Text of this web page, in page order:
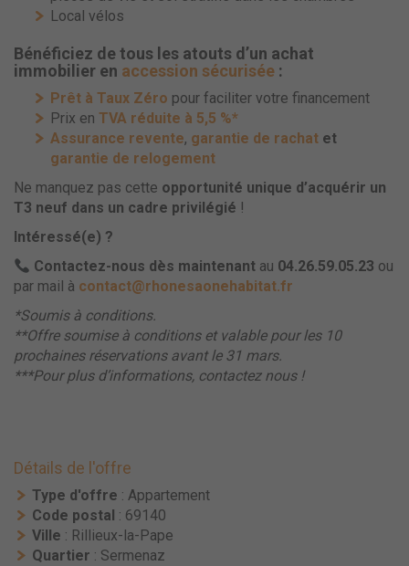
Local vélos
Bénéficiez de tous les atouts d’un achat
immobilier en accession sécurisée :
Prêt à Taux Zéro pour faciliter votre financement
Prix en TVA réduite à 5,5 %*
Assurance revente, garantie de rachat et
garantie de relogement
Ne manquez pas cette opportunité unique d’acquérir un
T3 neuf dans un cadre privilégié !
Intéressé(e) ?
Contactez-nous dès maintenant au 04.26.59.05.23 ou
par mail à contact@rhonesaonehabitat.fr
*Soumis à conditions.
**Offre soumise à conditions et valable pour les 10
prochaines réservations avant le 31 mars.
***Pour plus d’informations, contactez nous !
Détails de l'offre
Type d'offre : Appartement
Code postal : 69140
Ville : Rillieux-la-Pape
Quartier : Sermenaz